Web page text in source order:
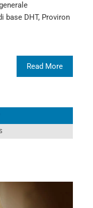
base DHT, Proviron
Read More